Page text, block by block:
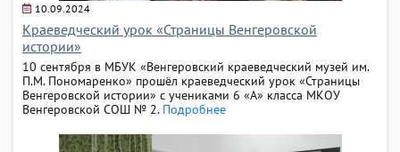
10.09.2024
Краеведческий урок «Страницы Венгеровской
истории»
10 сентября в МБУК «Венгеровский краеведческий музей им.
П.М. Пономаренко» прошёл краеведческий урок «Страницы
Венгеровской истории» с учениками 6 «А» класса МКОУ
Венгеровской СОШ № 2. Подробнее